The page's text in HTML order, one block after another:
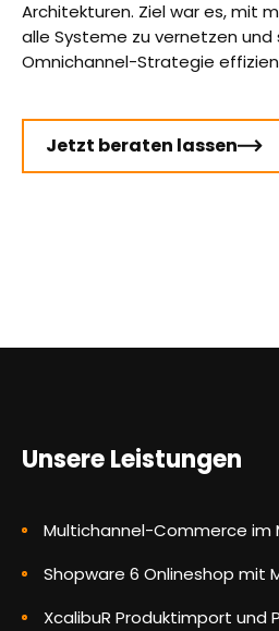
Architekturen. Ziel war es, mit
alle Systeme zu vernetzen und
Omnichannel-Strategie
Jetzt beraten lassen
Unsere Leistungen
Multichannel-Commerce im
Shopware 6 Onlineshop mit
XcalibuR Produktimport und